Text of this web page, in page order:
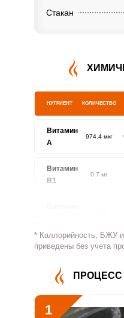
Стакан
НУТРИЕНТ КОЛИЧЕСТВО
Витамин
A
974.4 мкг
Витамин
В1
0.7 мг
Витамин
1093.8 мг
Витамин
В5
* Каллорийность, БЖУ
приведены без учета
1